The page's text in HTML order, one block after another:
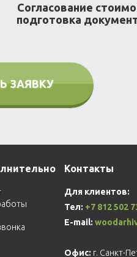
Согласование
подготовка
ЗАЯВКУ
Контакты
Для клиентов:
Тел: +7 812 502
E-mail:
Офис: г. Санкт-